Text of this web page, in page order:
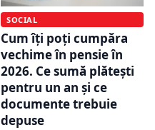
SOCIAL
Cum îți poți cumpăra
vechime în pensie în
2026. Ce sumă plătești
pentru un an și ce
documente trebuie
depuse